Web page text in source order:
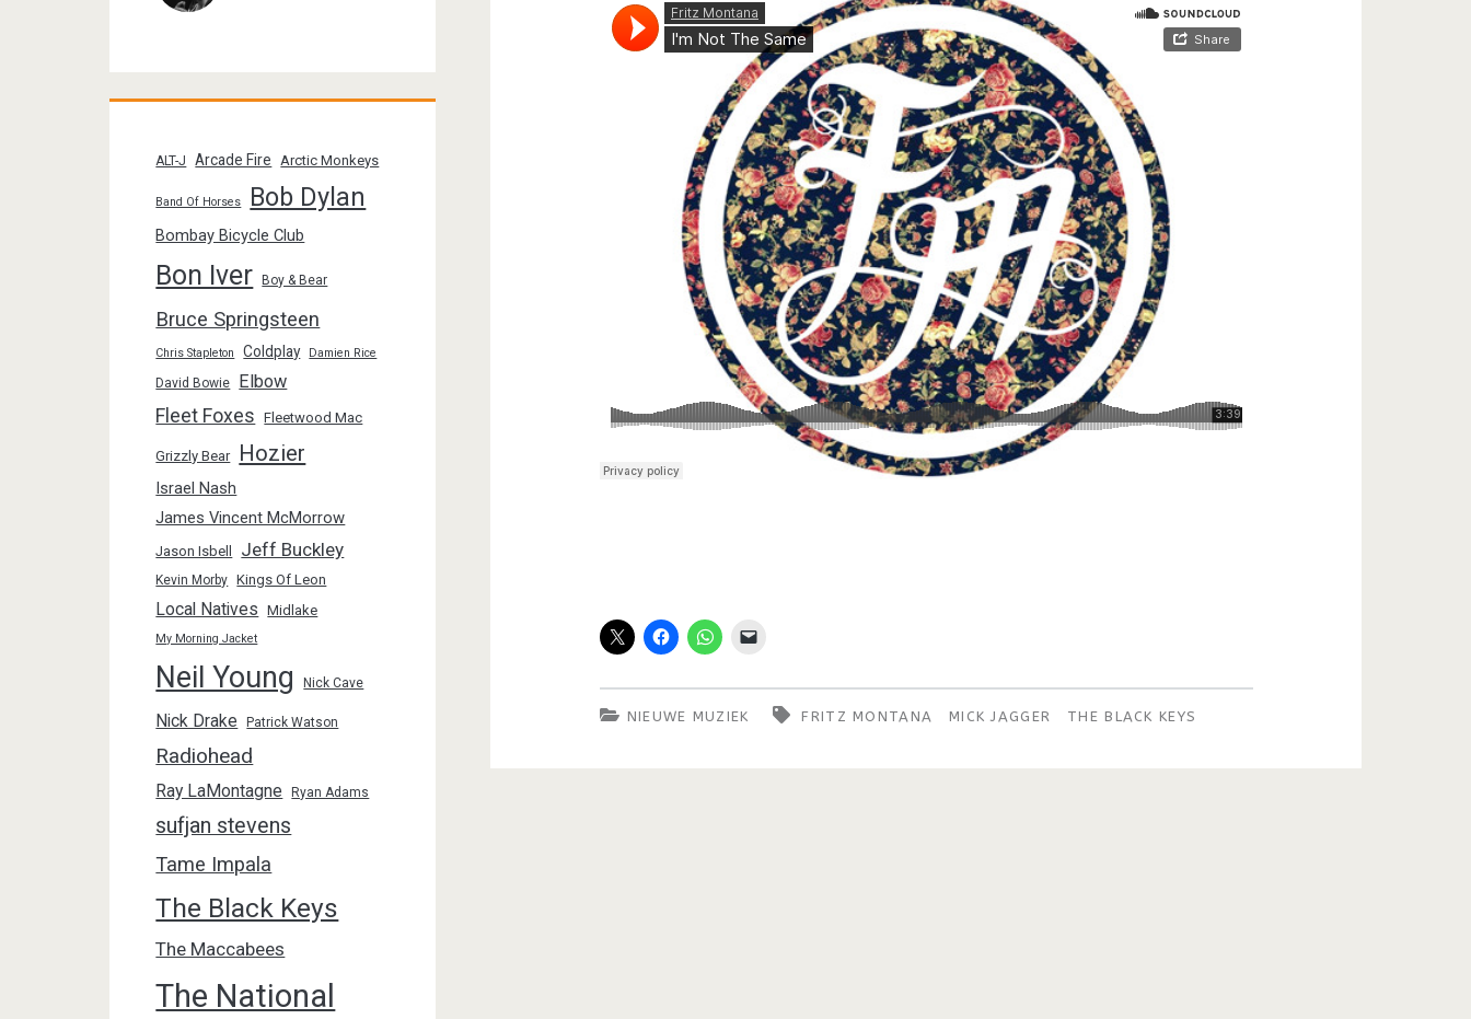
NIEUWE MUZIEK FRITZ MONTANA MICK JAGGER THE BLACK KEYS
ALT-J Arcade Fire Arctic Monkeys
Band Of Horses Bob Dylan
Bombay Bicycle Club
Bon Iver Boy & Bear
Bruce Springsteen
Chris Stapleton Coldplay Damien Rice
David Bowie Elbow
Fleet Foxes Fleetwood Mac
Grizzly Bear Hozier
Israel Nash
James Vincent McMorrow
Jason Isbell Jeff Buckley
Kevin Morby Kings Of Leon
Local Natives Midlake
My Morning Jacket
Neil Young Nick Cave
Nick Drake Patrick Watson
Radiohead
Ray LaMontagne Ryan Adams
sufjan stevens
Tame Impala
The Black Keys
The Maccabees
The National